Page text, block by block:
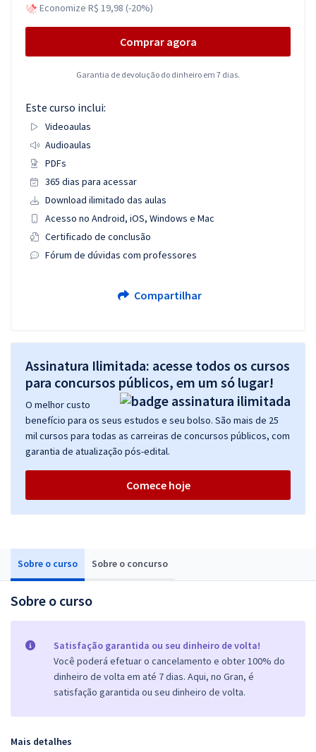
Sobre o curso Sobre o concurso
Sobre o curso
Satisfação garantida ou seu dinheiro de volta!
Você poderá efetuar o cancelamento e obter 100% do
dinheiro de volta em até 7 dias. Aqui, no Gran, é
satisfação garantida ou seu dinheiro de volta.
Mais detalhes
Economize R$ 19,98 (-20%)
Comprar agora
Garantia de devolução do dinheiro em 7 dias.
Este curso inclui:
Videoaulas
Audioaulas
PDFs
365 dias para acessar
Download ilimitado das aulas
Acesso no Android, iOS, Windows e Mac
Certificado de conclusão
Fórum de dúvidas com professores
Compartilhar
Assinatura Ilimitada: acesse todos os cursos
para concursos públicos, em um só lugar!
O melhor custo
benefício para os seus estudos e seu bolso. São mais de 25
mil cursos para todas as carreiras de concursos públicos, com
garantia de atualização pós-edital.
Comece hoje